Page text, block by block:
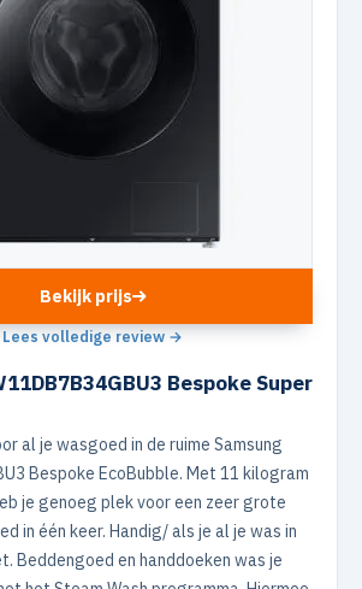
Bekijk prijs
Lees volledige review →
Bespoke Super
al je wasgoed in de ruime Samsung
Bespoke EcoBubble. Met 11 kilogram
je genoeg plek voor een zeer grote
in één keer. Handig/ als je al je was in
Beddengoed en handdoeken was je